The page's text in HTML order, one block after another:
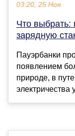
03:20, 25 Ноя
Что выбрать:
зарядную
Пауэрбанки
появлением
природе, в
электричества